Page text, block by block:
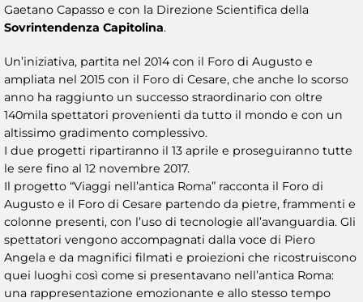
Gaetano Capasso e con la Direzione Scientifica della
Sovrintendenza Capitolina.
Un’iniziativa, partita nel 2014 con il Foro di Augusto e
ampliata nel 2015 con il Foro di Cesare, che anche lo scorso
anno ha raggiunto un successo straordinario con oltre
140mila spettatori provenienti da tutto il mondo e con un
altissimo gradimento complessivo.
I due progetti ripartiranno il 13 aprile e proseguiranno tutte
le sere fino al 12 novembre 2017.
Il progetto “Viaggi nell’antica Roma” racconta il Foro di
Augusto e il Foro di Cesare partendo da pietre, frammenti e
colonne presenti, con l’uso di tecnologie all’avanguardia. Gli
spettatori vengono accompagnati dalla voce di Piero
Angela e da magnifici filmati e proiezioni che ricostruiscono
quei luoghi così come si presentavano nell’antica Roma:
una rappresentazione emozionante e allo stesso tempo